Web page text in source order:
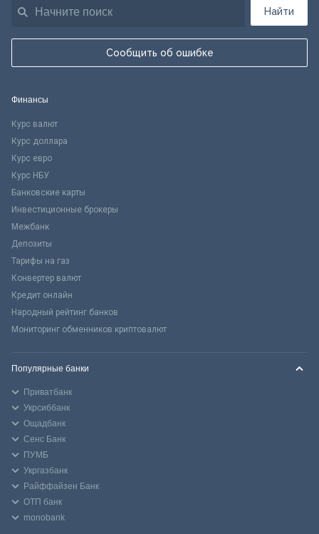
Найти
Сообщить об ошибке
Финансы
Курс валют
Курс доллара
Курс евро
Курс НБУ
Банковские карты
Инвестиционные брокеры
Межбанк
Депозиты
Тарифы на газ
Конвертер валют
Кредит онлайн
Народный рейтинг банков
Мониторинг обменников криптовалют
Популярные банки
Приватбанк
Укрсиббанк
Ощадбанк
Сенс Банк
ПУМБ
Укргазбанк
Райффайзен Банк
ОТП банк
monobank